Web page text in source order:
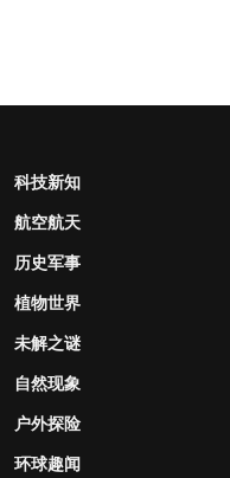
科技新知
航空航天
历史军事
植物世界
未解之谜
自然现象
户外探险
环球趣闻